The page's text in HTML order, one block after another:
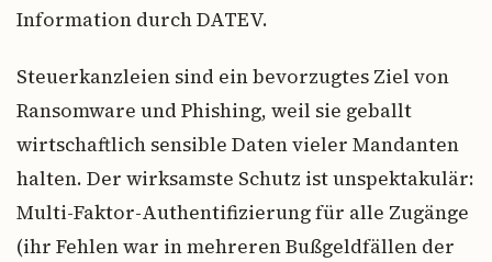
Information durch DATEV.
Steuerkanzleien sind ein bevorzugtes Ziel von
Ransomware und Phishing, weil sie geballt
wirtschaftlich sensible Daten vieler Mandanten
halten. Der wirksamste Schutz ist unspektakulär:
Multi-Faktor-Authentifizierung für alle Zugänge
(ihr Fehlen war in mehreren Bußgeldfällen der